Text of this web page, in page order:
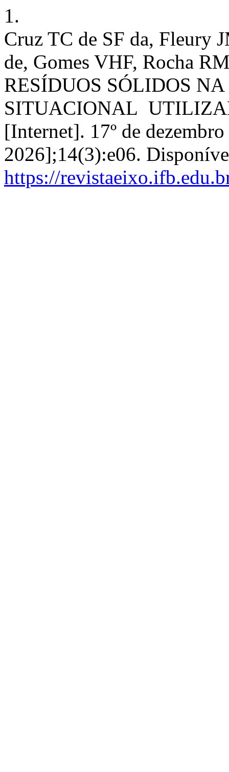
1.
Cruz TC de SF da, Fleury
de, Gomes VHF, Rocha
RESÍDUOS SÓLIDOS
SITUACIONAL
[Internet]. 17º de
2026];14(3):e06.
https://